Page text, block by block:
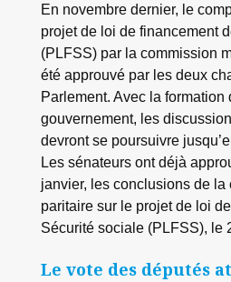
En novembre dernier, le
projet de loi de financement
(PLFSS) par la commission
été approuvé par les deux
Parlement. Avec la formation
gouvernement, les
devront se poursuivre
Les sénateurs ont déjà
janvier, les conclusions de la
paritaire sur le projet de loi
Sécurité sociale (PLFSS), le
Le vote des députés